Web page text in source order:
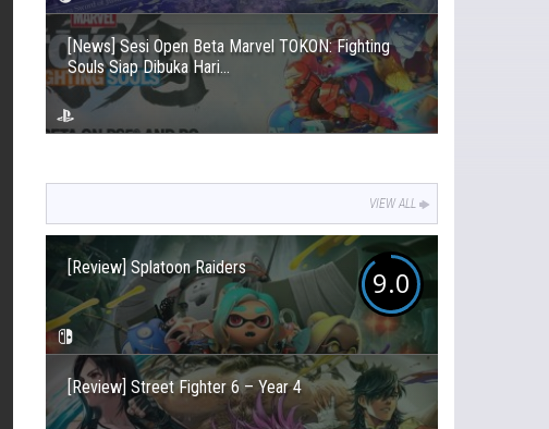
[News] Sesi Open Beta Marvel TOKON: Fighting
Souls Siap Dibuka Hari...
VIEW ALL
[Review] Splatoon Raiders 9.0
[Review] Street Fighter 6 – Year 4